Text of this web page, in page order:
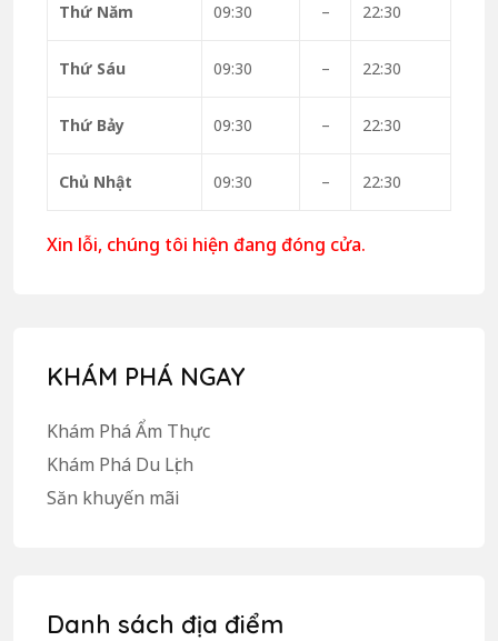
Thứ Năm 09:30 – 22:30
Thứ Sáu 09:30 – 22:30
Thứ Bảy 09:30 – 22:30
Chủ Nhật 09:30 – 22:30
Xin lỗi, chúng tôi hiện đang đóng cửa.
KHÁM PHÁ NGAY
Khám Phá Ẩm Thực
Khám Phá Du Lịch
Săn khuyến mãi
Danh sách địa điểm